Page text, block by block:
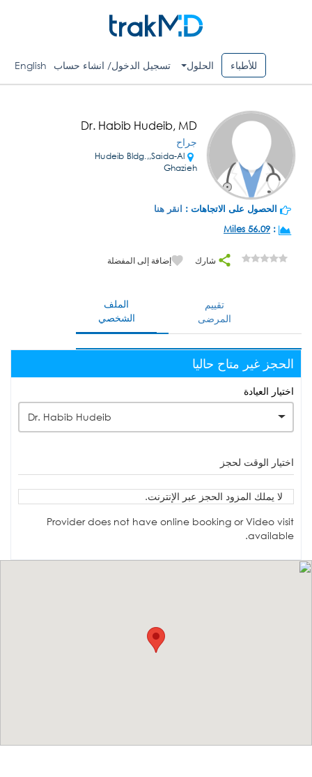
للأطباء الحلول تسجيل الدخول/ انشاء حساب English
Dr. Habib Hudeib, MD
جراح
Hudeib Bldg.,,Saida-Al
Ghazieh
الحصول على الاتجاهات : انقر هنا
:
56.09 Miles
شارك إضافة إلى المفضلة
الملف
الشخصي
تقييم
المرضى
الحجز غير متاح حاليا
اختيار العيادة
Dr. Habib Hudeib
اختيار الوقت لحجز
لا يملك المزود الحجز عبر الإنترنت.
Provider does not have online booking or Video visit
available.